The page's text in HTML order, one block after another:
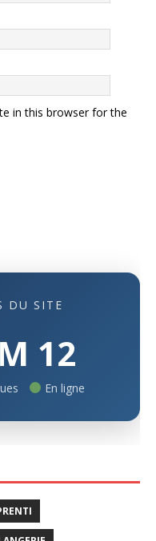
in this browser for the
DU SITE
12
En ligne